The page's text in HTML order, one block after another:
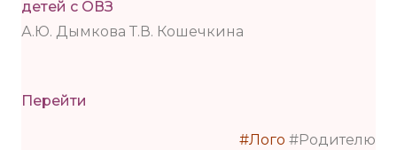
детей с ОВЗ
А.Ю. Дымкова Т.В. Кошечкина
Перейти
#Лого #Родителю